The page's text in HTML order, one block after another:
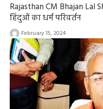
Rajasthan CM Bhajan Lal
हिंदुओं का धर्म परिवर्तन
February 15, 2024